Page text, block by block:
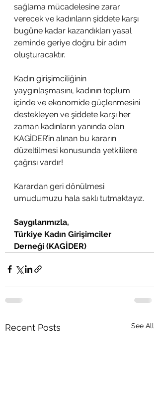
sağlama mücadelesine zarar
verecek ve kadınların şiddete karşı
bugüne kadar kazandıkları yasal
zeminde geriye doğru bir adım
oluşturacaktır.
Kadın girişimciliğinin
yaygınlaşmasını, kadının toplum
içinde ve ekonomide güçlenmesini
destekleyen ve şiddete karşı her
zaman kadınların yanında olan
KAGİDER’in alınan bu kararın
düzeltilmesi konusunda yetkililere
çağrısı vardır!
Karardan geri dönülmesi
umudumuzu hala saklı tutmaktayız.
Saygılarımızla,
Türkiye Kadın Girişimciler
Derneği (KAGİDER)
Recent Posts See All